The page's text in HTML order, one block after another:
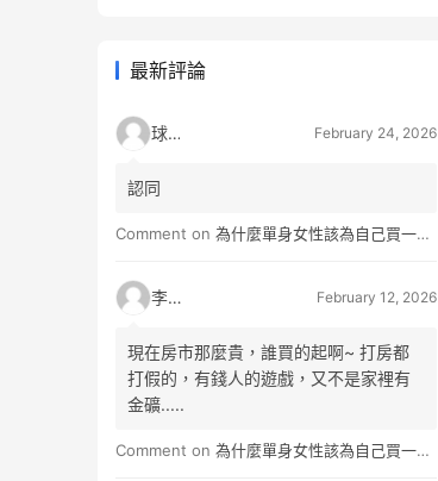
最新評論
球球 February 24, 2026
認同
Comment on 為什麼單身女性該為自己買一間房？不只為了棲身，更是為人生買一份「選擇權」
李小松 February 12, 2026
現在房市那麼貴，誰買的起啊~ 打房都
打假的，有錢人的遊戲，又不是家裡有
金礦.....
Comment on 為什麼單身女性該為自己買一間房？不只為了棲身，更是為人生買一份「選擇權」